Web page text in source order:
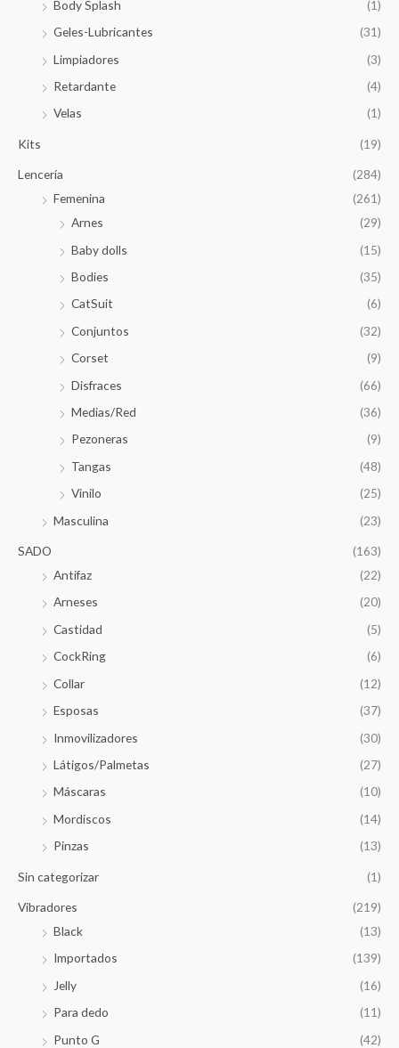
Body Splash
(1)
Geles-Lubricantes
(31)
Limpiadores
(3)
Retardante
(4)
Velas
(1)
Kits (19)
Lencería
(284)
Femenina
(261)
Arnes
(29)
Baby dolls
(15)
Bodies
(35)
CatSuit
(6)
Conjuntos
(32)
Corset
(9)
Disfraces
(66)
Medias/Red
(36)
Pezoneras
(9)
Tangas
(48)
Vinilo
(25)
Masculina
(23)
SADO
(163)
Antifaz
(22)
Arneses
(20)
Castidad
(5)
CockRing
(6)
Collar
(12)
Esposas
(37)
Inmovilizadores
(30)
Látigos/Palmetas
(27)
Máscaras
(10)
Mordiscos
(14)
Pinzas
(13)
Sin categorizar (1)
Vibradores
(219)
Black
(13)
Importados
(139)
Jelly
(16)
Para dedo
(11)
Punto G
(42)